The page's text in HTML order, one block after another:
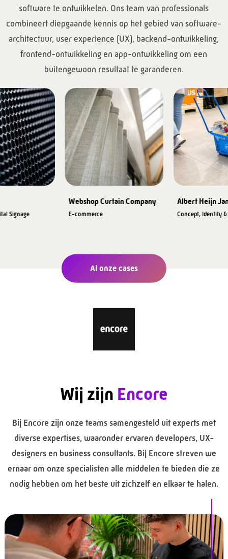
software te ontwikkelen. Ons team van professionals
combineert diepgaande kennis op het gebied van software-
architectuur, user experience (UX), backend-ontwikkeling,
frontend-ontwikkeling en app-ontwikkeling om een
buitengewoon resultaat te garanderen.
Signage
Webshop Curtain Company
E-commerce
Albert Heijn
Concept, Identity &
Al onze cases
Wij zijn Encore
Bij Encore zijn onze teams samengesteld uit experts met
diverse expertises, waaronder ervaren developers, UX-
designers en business consultants. Bij Encore streven we
ernaar om onze specialisten alle middelen te bieden die ze
nodig hebben om het beste uit zichzelf en elkaar te halen.